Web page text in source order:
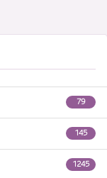
79
145
1245